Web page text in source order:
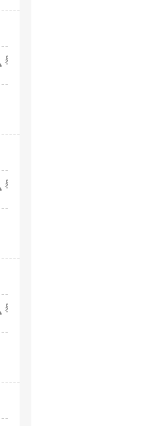
舉
舉
舉